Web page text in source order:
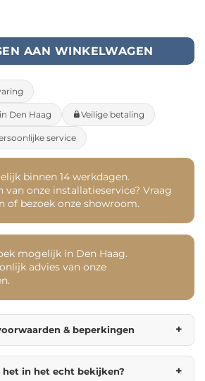
aantal
AAN WINKELWAGEN
Den Haag Veilige betaling
service
binnen 14 werkdagen.
van onze installatieservice? Vraag
of bezoek onze showroom.
mogelijk in Den Haag.
advies van onze
& beperkingen +
het in het echt bekijken? +